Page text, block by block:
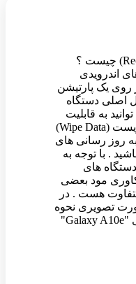
ریکاوری مود (Recovery Mode) چیست ؟
اندرویدی
یک پارتیشن
اصلی دستگاه
به قابلیت
های مفیدی مانند فکتوری ریست (Wipe Data)
روز رسانی های
. با توجه به
های
مود بعضی
متفاوت هست . در
تصویری نحوه
ورود به ریکاوری مود گوشی "Galaxy A10e"